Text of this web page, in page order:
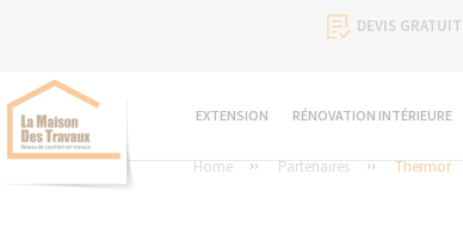
DEVIS GRATUIT
EXTENSION RÉNOVATION INTÉRIEURE
Home Partenaires Thermor